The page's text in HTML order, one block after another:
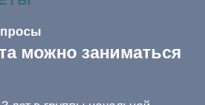
можно заниматься